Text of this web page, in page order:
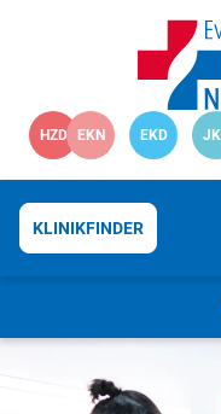
HZD EKN EKD
KLINIKFINDER